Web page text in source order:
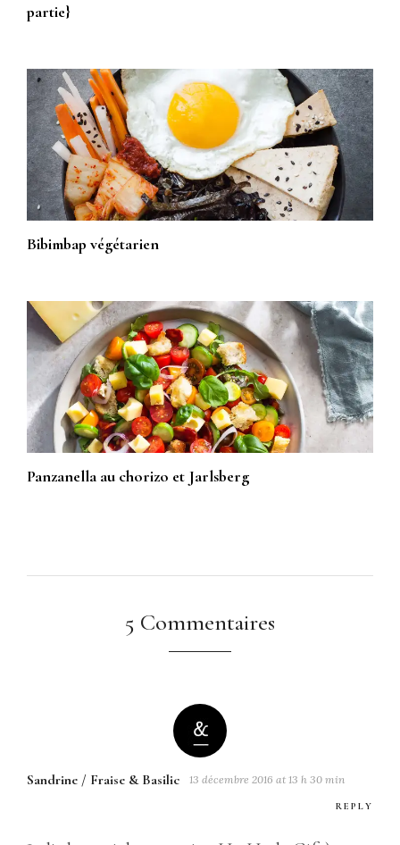
partie}
Bibimbap végétarien
Panzanella au chorizo et Jarlsberg
5 Commentaires
Sandrine / Fraise & Basilic 13 décembre 2016 at 13 h 30 min
REPLY